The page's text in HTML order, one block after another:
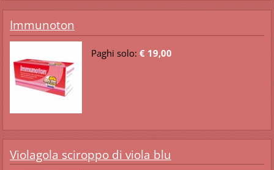
Immunoton
Paghi solo: € 19,00
Violagola sciroppo di viola blu